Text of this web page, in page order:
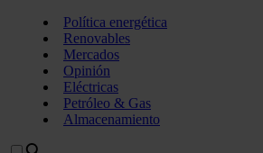
Política energética
Renovables
Mercados
Opinión
Eléctricas
Petróleo & Gas
Almacenamiento